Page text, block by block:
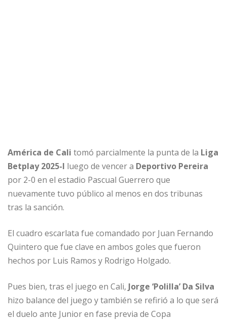
América de Cali tomó parcialmente la punta de la Liga
Betplay 2025-I luego de vencer a Deportivo Pereira
por 2-0 en el estadio Pascual Guerrero que
nuevamente tuvo público al menos en dos tribunas
tras la sanción.
El cuadro escarlata fue comandado por Juan Fernando
Quintero que fue clave en ambos goles que fueron
hechos por Luis Ramos y Rodrigo Holgado.
Pues bien, tras el juego en Cali, Jorge ‘Polilla’ Da Silva
hizo balance del juego y también se refirió a lo que será
el duelo ante Junior en fase previa de Copa